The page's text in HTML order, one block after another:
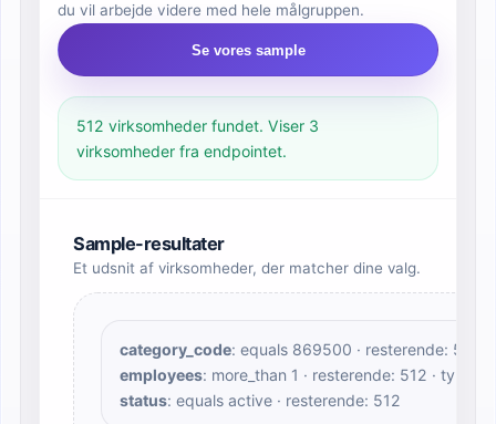
du vil arbejde videre med hele målgruppen.
Se vores sample
512 virksomheder fundet. Viser 3
virksomheder fra endpointet.
Sample-resultater
Et udsnit af virksomheder, der matcher dine valg.
category_code: equals 869500 · resterende: 5033
employees: more_than 1 · resterende: 512 · type:
status: equals active · resterende: 512